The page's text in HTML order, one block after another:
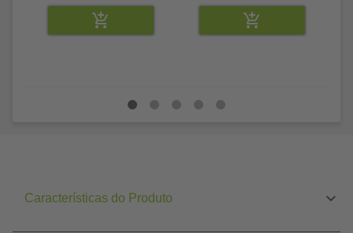
Características do Produto